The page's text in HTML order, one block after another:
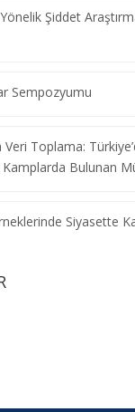
Şiddet
Sempozyumu
Veri Toplama:
Kamplarda Bulunan
Siyasette
Göç